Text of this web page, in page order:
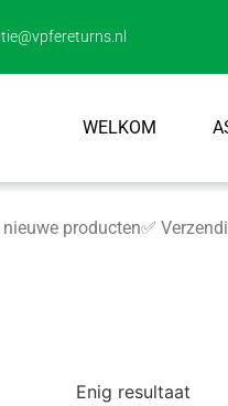
WELKOM
nieuwe producten✅
Enig resultaat